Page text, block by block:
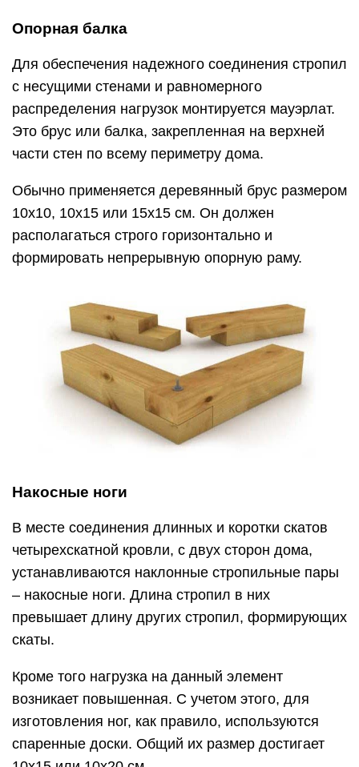
Опорная балка
Для обеспечения надежного соединения стропил
с несущими стенами и равномерного
распределения нагрузок монтируется мауэрлат.
Это брус или балка, закрепленная на верхней
части стен по всему периметру дома.
Обычно применяется деревянный брус размером
10х10, 10х15 или 15х15 см. Он должен
располагаться строго горизонтально и
формировать непрерывную опорную раму.
Накосные ноги
В месте соединения длинных и коротки скатов
четырехскатной кровли, с двух сторон дома,
устанавливаются наклонные стропильные пары
– накосные ноги. Длина стропил в них
превышает длину других стропил, формирующих
скаты.
Кроме того нагрузка на данный элемент
возникает повышенная. С учетом этого, для
изготовления ног, как правило, используются
спаренные доски. Общий их размер достигает